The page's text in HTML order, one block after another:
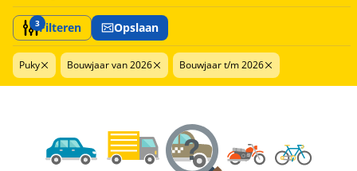
3Filteren Opslaan
Puky Bouwjaar van 2026 Bouwjaar t/m 2026